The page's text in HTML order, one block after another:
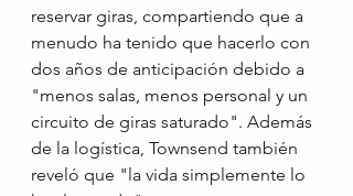
reservar giras, compartiendo que a
menudo ha tenido que hacerlo con
dos años de anticipación debido a
"menos salas, menos personal y un
circuito de giras saturado". Además
de la logística, Townsend también
reveló que "la vida simplemente lo